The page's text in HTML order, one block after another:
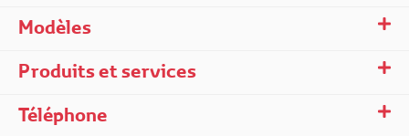
Modèles
Produits et services
Téléphone